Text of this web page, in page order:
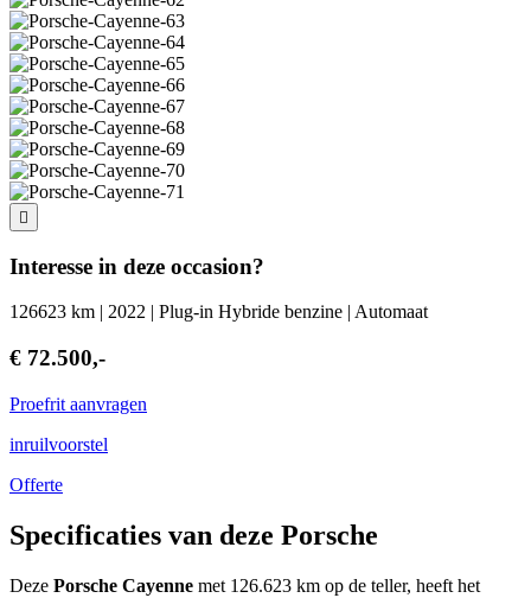
Interesse in deze occasion?
126623 km | 2022 | Plug-in Hybride benzine | Automaat
€ 72.500,-
Proefrit aanvragen
inruilvoorstel
Offerte
Specificaties van deze Porsche
Deze Porsche Cayenne met 126.623 km op de teller, heeft het